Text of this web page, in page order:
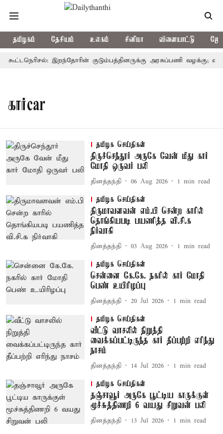
தமிழகம் தேசியம் உலகம் சினிமா விளையாட்டு
கூட்டநெரிசல்: இறந்தோரின் குடும்பத்தினருக்கு அரசுப்பணி வழக்கு;
கார்car
தமிழக செய்திகள்
திருச்செந்தூர் அருகே வேன் மீது கார்
மோதி ஒருவர் பலி
தினத்தந்தி 06 Aug 2026 1 min read
தமிழக செய்திகள்
திருமாவளவன் எம்.பி சென்ற காரில்
தொங்கியபடி பயணித்த வி.சி.க
நிர்வாகி
தினத்தந்தி 03 Aug 2026 1 min read
தமிழக செய்திகள்
சென்னை கே.கே. நகரில் கார் மோதி
பெண் உயிரிழப்பு
தினத்தந்தி 20 Jul 2026 1 min read
தமிழக செய்திகள்
வீட்டு வாசலில் நிறுத்தி
வைக்கப்பட்டிருந்த கார் தீப்பற்றி எரிந்து
நாசம்
தினத்தந்தி 14 Jul 2026 1 min read
தமிழக செய்திகள்
தஞ்சாவூர் அருகே பூட்டிய காருக்குள்
மூச்சுத்திணறி 6 வயது சிறுவன் பலி
தினத்தந்தி 13 Jul 2026 1 min read